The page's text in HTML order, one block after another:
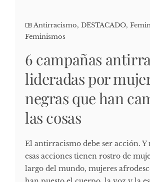
Antirracismo, DESTACADO,
Feminismos
6 campañas
lideradas por
negras que han
las cosas
El antirracismo debe ser acción. Y
esas acciones tienen rostro de
largo del mundo, mujeres